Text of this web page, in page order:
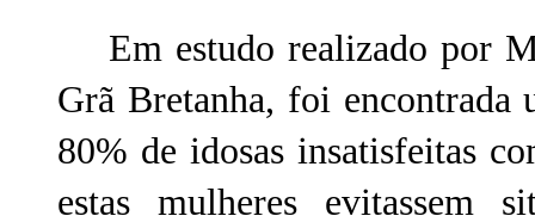
Em estudo realizado por
Grã Bretanha, foi encontrada
80% de idosas insatisfeitas
estas mulheres evitassem